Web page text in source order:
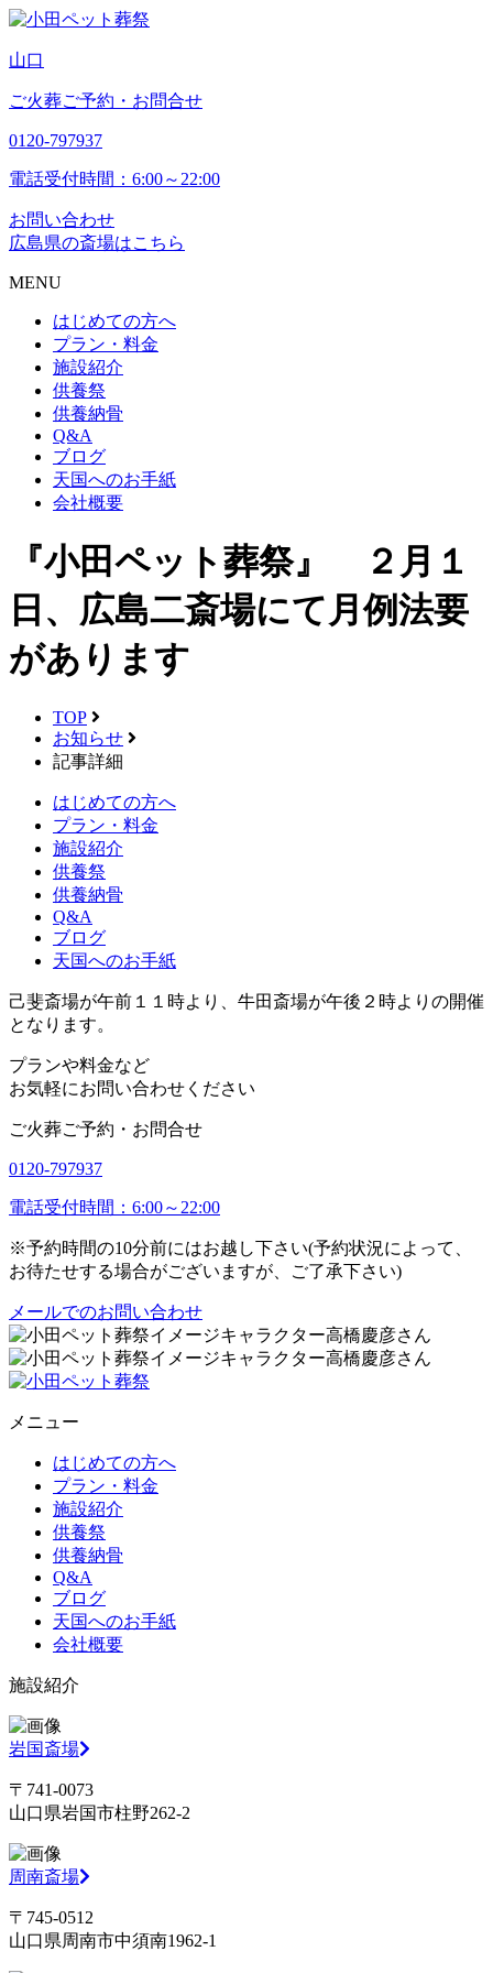
山口
ご火葬ご予約・お問合せ
0120-797937
電話受付時間：6:00～22:00
お問い合わせ
広島県の斎場はこちら
MENU
はじめての方へ
プラン・料金
施設紹介
供養祭
供養納骨
Q&A
ブログ
天国へのお手紙
会社概要
『小田ペット葬祭』 ２月１
日、広島二斎場にて月例法要
があります
TOP
お知らせ
記事詳細
はじめての方へ
プラン・料金
施設紹介
供養祭
供養納骨
Q&A
ブログ
天国へのお手紙
己斐斎場が午前１１時より、牛田斎場が午後２時よりの開催
となります。
プランや料金など
お気軽にお問い合わせください
ご火葬ご予約・お問合せ
0120-797937
電話受付時間：6:00～22:00
※予約時間の10分前にはお越し下さい(予約状況によって、
お待たせする場合がございますが、ご了承下さい)
メールでのお問い合わせ
メニュー
はじめての方へ
プラン・料金
施設紹介
供養祭
供養納骨
Q&A
ブログ
天国へのお手紙
会社概要
施設紹介
岩国斎場
〒741-0073
山口県岩国市柱野262-2
周南斎場
〒745-0512
山口県周南市中須南1962-1